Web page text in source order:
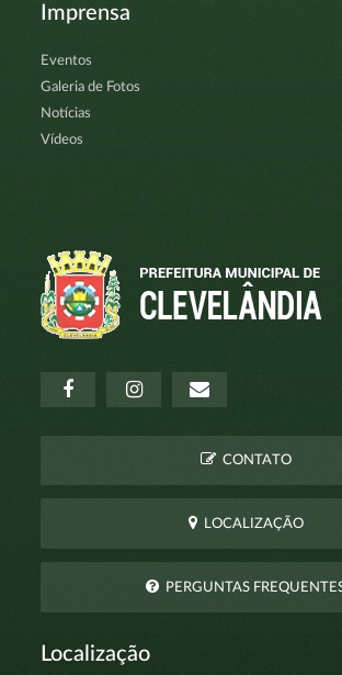
Imprensa
Eventos
Galeria de Fotos
Notícias
Vídeos
CONTATO
LOCALIZAÇÃO
PERGUNTAS
Localização